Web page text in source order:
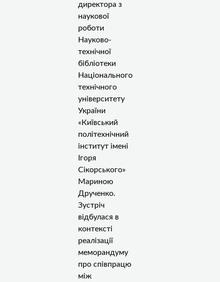
директора з
наукової
роботи
Науково-
технічної
бібліотеки
Національного
технічного
університету
України
«Київський
політехнічний
інститут імені
Ігоря
Сікорського»
Мариною
Друченко.
Зустріч
відбулася в
контексті
реалізації
меморандуму
про співпрацю
між